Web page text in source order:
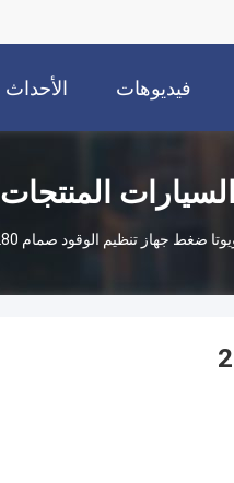
فيديوهات الأحداث
المنتجات